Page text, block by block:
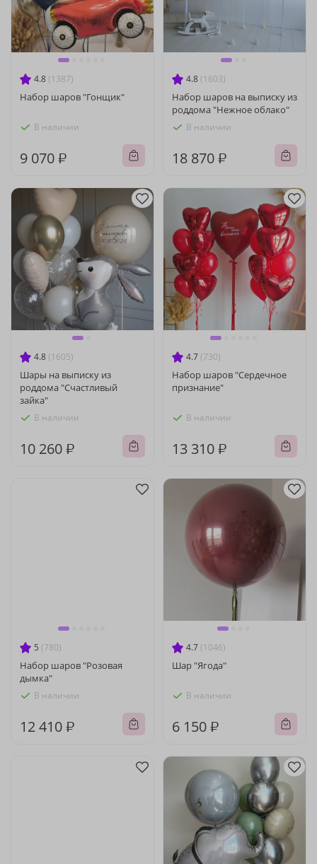
4.8 (1387)
Набор шаров "Гонщик"
В наличии
9 070 ₽
4.8 (1603)
Набор шаров на выписку из
роддома "Нежное облако"
В наличии
18 870 ₽
4.8 (1605)
Шары на выписку из
роддома "Счастливый
зайка"
В наличии
10 260 ₽
4.7 (730)
Набор шаров "Сердечное
признание"
В наличии
13 310 ₽
5 (780)
Набор шаров "Розовая
дымка"
В наличии
12 410 ₽
4.7 (1046)
Шар "Ягода"
В наличии
6 150 ₽